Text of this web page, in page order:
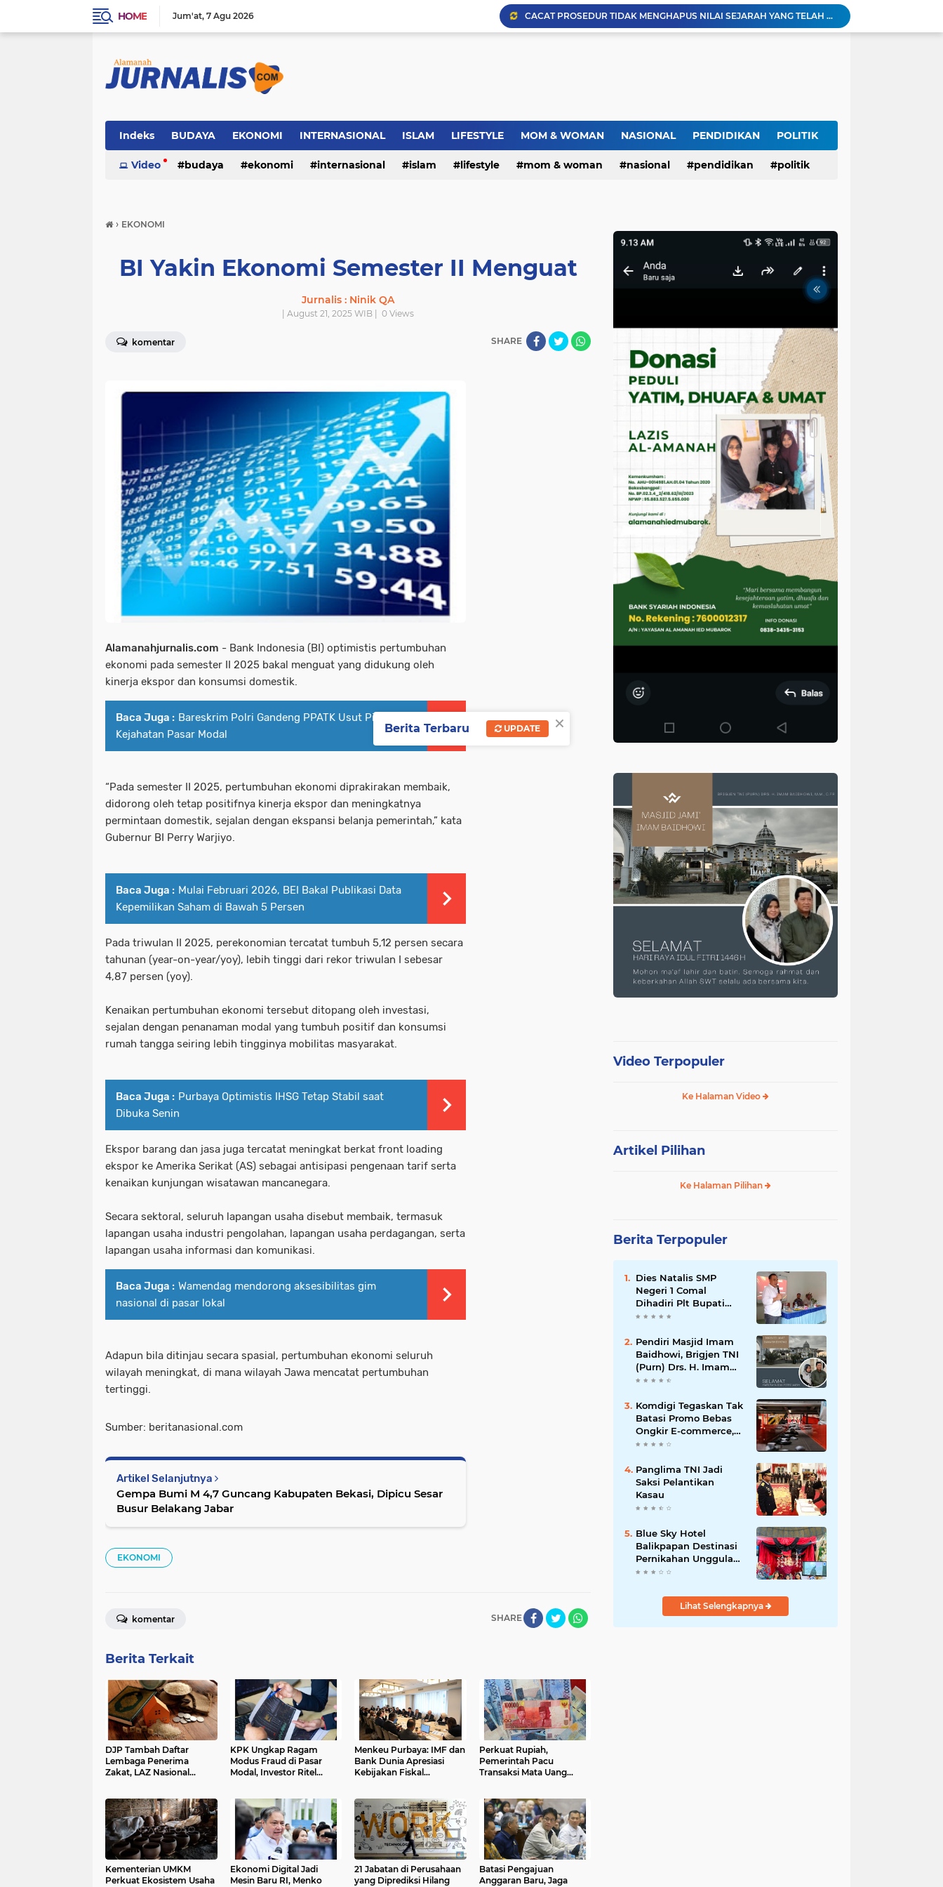
HOME Jum'at 7 Agu 2026
CACAT PROSEDUR TIDAK MENGHAPUS NILAI SEJARAH YANG TELAH DIPUTUSKAN OLEH ILMU
Diduga Rugikan Keluarga Istri Hingga Ratusan Juta Rupiah, PMI Asal Nganjuk Dilaporkan ke Polda Jatim dan Diadukan ke BP3MI Jatim
Bupati Pemalang Lantik Dirut PDAM Tirta Mulia Baru
Indeks BUDAYA EKONOMI INTERNASIONAL ISLAM LIFESTYLE MOM & WOMAN NASIONAL PENDIDIKAN POLITIK
SOSIAL WISATA
Video budaya ekonomi internasional islam lifestyle mom & woman nasional pendidikan politik
› EKONOMI
BI Yakin Ekonomi Semester II Menguat
Jurnalis : Ninik QA
| August 21, 2025 WIB | 0 Views
komentar SHARE
Alamanahjurnalis.com - Bank Indonesia (BI) optimistis pertumbuhan
ekonomi pada semester II 2025 bakal menguat yang didukung oleh
kinerja ekspor dan konsumsi domestik.
Baca Juga : Bareskrim Polri Gandeng PPATK Usut Pidana
Kejahatan Pasar Modal
“Pada semester II 2025, pertumbuhan ekonomi diprakirakan membaik,
didorong oleh tetap positifnya kinerja ekspor dan meningkatnya
permintaan domestik, sejalan dengan ekspansi belanja pemerintah,” kata
Gubernur BI Perry Warjiyo.
Baca Juga : Mulai Februari 2026, BEI Bakal Publikasi Data
Kepemilikan Saham di Bawah 5 Persen
Pada triwulan II 2025, perekonomian tercatat tumbuh 5,12 persen secara
tahunan (year-on-year/yoy), lebih tinggi dari rekor triwulan I sebesar
4,87 persen (yoy).
Kenaikan pertumbuhan ekonomi tersebut ditopang oleh investasi,
sejalan dengan penanaman modal yang tumbuh positif dan konsumsi
rumah tangga seiring lebih tingginya mobilitas masyarakat.
Baca Juga : Purbaya Optimistis IHSG Tetap Stabil saat
Dibuka Senin
Ekspor barang dan jasa juga tercatat meningkat berkat front loading
ekspor ke Amerika Serikat (AS) sebagai antisipasi pengenaan tarif serta
kenaikan kunjungan wisatawan mancanegara.
Secara sektoral, seluruh lapangan usaha disebut membaik, termasuk
lapangan usaha industri pengolahan, lapangan usaha perdagangan, serta
lapangan usaha informasi dan komunikasi.
Baca Juga : Wamendag mendorong aksesibilitas gim
nasional di pasar lokal
Adapun bila ditinjau secara spasial, pertumbuhan ekonomi seluruh
wilayah meningkat, di mana wilayah Jawa mencatat pertumbuhan
tertinggi.
Sumber: beritanasional.com
Artikel Selanjutnya
Gempa Bumi M 4,7 Guncang Kabupaten Bekasi, Dipicu Sesar
Busur Belakang Jabar
EKONOMI
SHARE
komentar
Berita Terkait
DJP Tambah Daftar
Lembaga Penerima
Zakat, LAZ Nasional
KPK Ungkap Ragam
Modus Fraud di Pasar
Modal, Investor Ritel
Menkeu Purbaya: IMF dan
Bank Dunia Apresiasi
Kebijakan Fiskal
Perkuat Rupiah,
Pemerintah Pacu
Transaksi Mata Uang
Kementerian UMKM
Perkuat Ekosistem Usaha
Ekonomi Digital Jadi
Mesin Baru RI, Menko
21 Jabatan di Perusahaan
yang Diprediksi Hilang
Batasi Pengajuan
Anggaran Baru, Jaga
Video Terpopuler
Ke Halaman Video
Artikel Pilihan
Ke Halaman Pilihan
Berita Terpopuler
Dies Natalis SMP
Negeri 1 Comal
Dihadiri Plt Bupati
Pemalang Nurkholis
Pendiri Masjid Imam
Baidhowi, Brigjen TNI
(Purn) Drs. H. Imam
Baidhowi, M.M., C. Fr.A
Selamat Idul Fitri 1445
H
Komdigi Tegaskan Tak
Batasi Promo Bebas
Ongkir E-commerce,
tapi Perusahaan Kurir
Panglima TNI Jadi
Saksi Pelantikan
Kasau
Blue Sky Hotel
Balikpapan Destinasi
Pernikahan Unggulan
di Kalimantan Timur
Lihat Selengkapnya
×
Berita Terbaru UPDATE